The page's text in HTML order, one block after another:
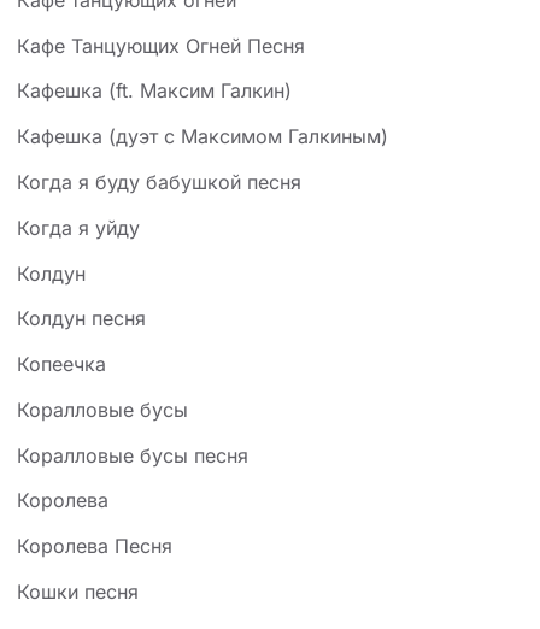
Кафе Танцующих Огней Песня
Кафешка (ft. Максим Галкин)
Кафешка (дуэт с Максимом Галкиным)
Когда я буду бабушкой песня
Когда я уйду
Колдун
Колдун песня
Копеечка
Коралловые бусы
Коралловые бусы песня
Королева
Королева Песня
Кошки песня